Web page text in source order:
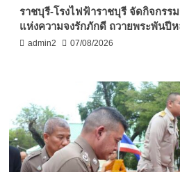
ราชบุรี-โรงไฟฟ้าราชบุรี จัดกิจกรร
แห่งความจงรักภักดี ถวายพระพันปีห
admin2 07/08/2026